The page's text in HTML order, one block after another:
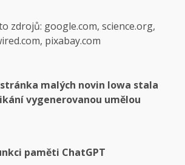
zdrojů: google.com, science.org,
pixabay.com
malých novin Iowa stala
vygenerovanou umělou
paměti ChatGPT